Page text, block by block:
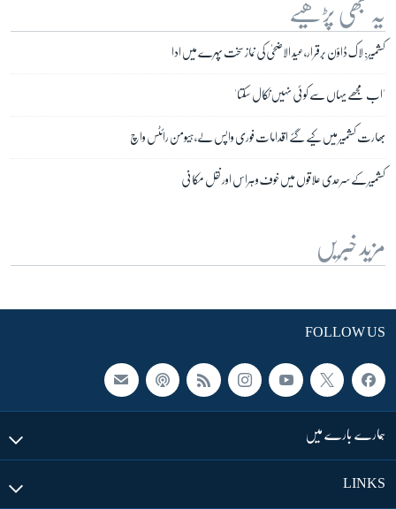
یہ بھی پڑھیے
کشمیر: لاک ڈاؤن برقرار، عید الاضحیٰ کی نماز سخت پہرے میں ادا
'اب مجھے یہاں سے کوئی نہیں نکال سکتا'
بھارت کشمیر میں کیے گئے اقدامات فوری واپس لے، ہیومن رائٹس واچ
کشمیر کے سرحدی علاقوں میں خوف و ہراس اور نقل مکانی
مزید خبریں
FOLLOW US
ہمارے بارے میں
LINKS